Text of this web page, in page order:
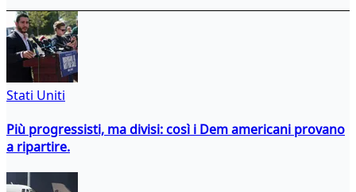
Stati Uniti
Più progressisti, ma divisi: così i Dem americani provano
a ripartire.